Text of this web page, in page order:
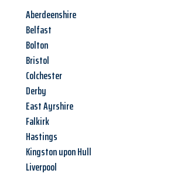
Aberdeenshire
Belfast
Bolton
Bristol
Colchester
Derby
East Ayrshire
Falkirk
Hastings
Kingston upon Hull
Liverpool